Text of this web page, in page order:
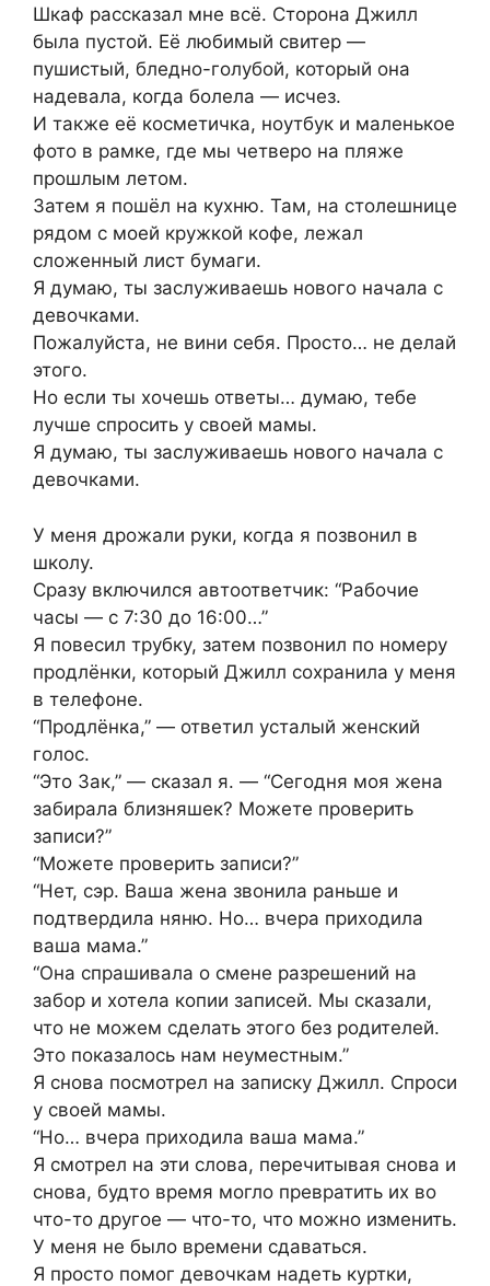
Шкаф рассказал мне всё. Сторона Джилл
была пустой. Её любимый свитер —
пушистый, бледно-голубой, который она
надевала, когда болела — исчез.
И также её косметичка, ноутбук и маленькое
фото в рамке, где мы четверо на пляже
прошлым летом.
Затем я пошёл на кухню. Там, на столешнице
рядом с моей кружкой кофе, лежал
сложенный лист бумаги.
Я думаю, ты заслуживаешь нового начала с
девочками.
Пожалуйста, не вини себя. Просто… не делай
этого.
Но если ты хочешь ответы… думаю, тебе
лучше спросить у своей мамы.
Я думаю, ты заслуживаешь нового начала с
девочками.
У меня дрожали руки, когда я позвонил в
школу.
Сразу включился автоответчик: “Рабочие
часы — с 7:30 до 16:00…”
Я повесил трубку, затем позвонил по номеру
продлёнки, который Джилл сохранила у меня
в телефоне.
“Продлёнка,” — ответил усталый женский
голос.
“Это Зак,” — сказал я. — “Сегодня моя жена
забирала близняшек? Можете проверить
записи?”
“Можете проверить записи?”
“Нет, сэр. Ваша жена звонила раньше и
подтвердила няню. Но… вчера приходила
ваша мама.”
“Она спрашивала о смене разрешений на
забор и хотела копии записей. Мы сказали,
что не можем сделать этого без родителей.
Это показалось нам неуместным.”
Я снова посмотрел на записку Джилл. Спроси
у своей мамы.
“Но… вчера приходила ваша мама.”
Я смотрел на эти слова, перечитывая снова и
снова, будто время могло превратить их во
что-то другое — что-то, что можно изменить.
У меня не было времени сдаваться.
Я просто помог девочкам надеть куртки,